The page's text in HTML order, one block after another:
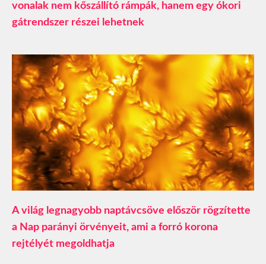
vonalak nem kőszállító rámpák, hanem egy ókori
gátrendszer részei lehetnek
A világ legnagyobb naptávcsöve először rögzítette
a Nap parányi örvényeit, ami a forró korona
rejtélyét megoldhatja